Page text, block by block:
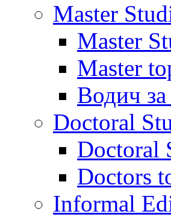
Master
Master
Master
Водич
Doctoral
Doctoral
Doctors
Informal